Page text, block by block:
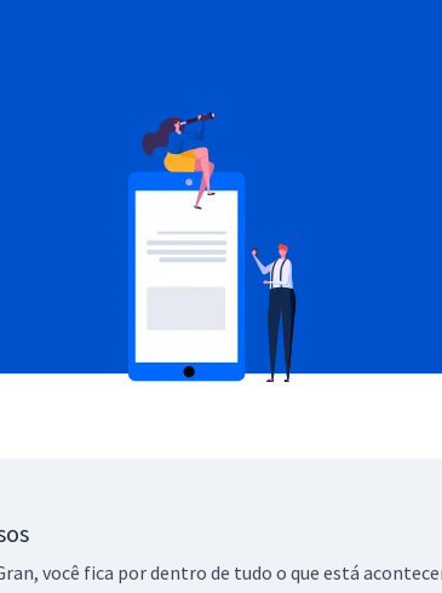
você fica por dentro de tudo o que está